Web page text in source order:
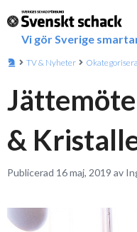
Vi gör Sverige
TV & Nyheter
&
Publicerad 16 maj, 2019 av